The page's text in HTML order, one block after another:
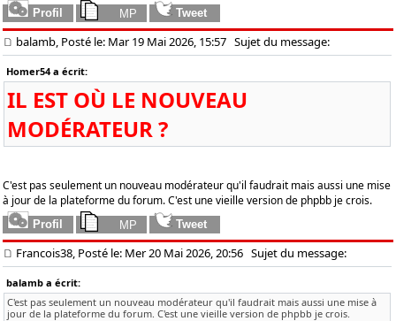
balamb, Posté le: Mar 19 Mai 2026, 15:57 Sujet du message:
Homer54 a écrit:
IL EST OÙ LE NOUVEAU
MODÉRATEUR ?
C'est pas seulement un nouveau modérateur qu'il faudrait mais aussi une mise
à jour de la plateforme du forum. C'est une vieille version de phpbb je crois.
Francois38, Posté le: Mer 20 Mai 2026, 20:56 Sujet du message:
balamb a écrit:
C'est pas seulement un nouveau modérateur qu'il faudrait mais aussi une mise à
jour de la plateforme du forum. C'est une vieille version de phpbb je crois.